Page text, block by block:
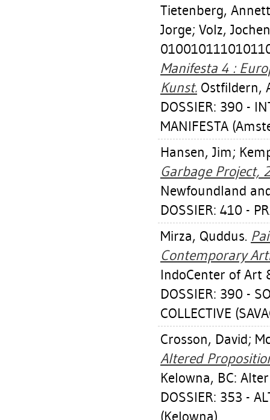
Tietenberg,
Jorge; Volz, Jochen
Manifesta 4 :
Kunst. Ostfildern,
DOSSIER: 390 -
MANIFESTA
Hansen, Jim;
Garbage Project,
Newfoundland
DOSSIER: 410 -
Mirza, Quddus.
Contemporary
IndoCenter of Art
DOSSIER: 390 -
COLLECTIVE
Crosson, David;
Altered
Kelowna, BC:
DOSSIER: 353 -
(Kelowna)